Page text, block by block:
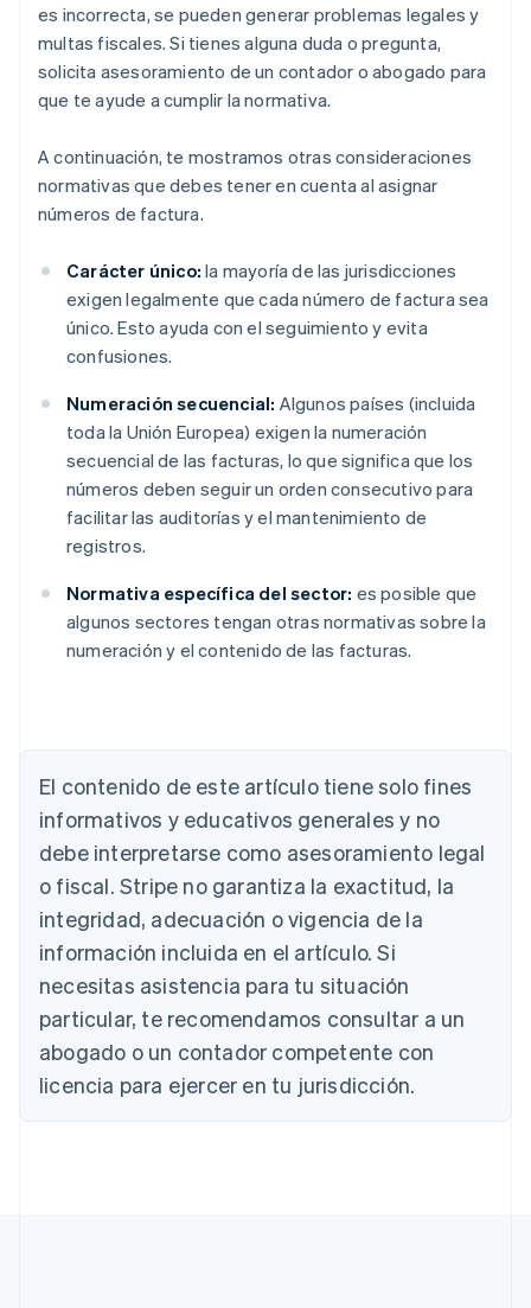
es incorrecta, se pueden generar problemas legales y
multas fiscales. Si tienes alguna duda o pregunta,
solicita asesoramiento de un contador o abogado para
que te ayude a cumplir la normativa.
A continuación, te mostramos otras consideraciones
normativas que debes tener en cuenta al asignar
números de factura.
Carácter único: la mayoría de las jurisdicciones
exigen legalmente que cada número de factura sea
único. Esto ayuda con el seguimiento y evita
confusiones.
Numeración secuencial: Algunos países (incluida
toda la Unión Europea) exigen la numeración
secuencial de las facturas, lo que significa que los
números deben seguir un orden consecutivo para
facilitar las auditorías y el mantenimiento de
registros.
Normativa específica del sector: es posible que
algunos sectores tengan otras normativas sobre la
numeración y el contenido de las facturas.
El contenido de este artículo tiene solo fines
informativos y educativos generales y no
debe interpretarse como asesoramiento legal
o fiscal. Stripe no garantiza la exactitud, la
integridad, adecuación o vigencia de la
información incluida en el artículo. Si
necesitas asistencia para tu situación
particular, te recomendamos consultar a un
abogado o un contador competente con
licencia para ejercer en tu jurisdicción.
DeutschEnglish
Australia
English
Austria
DeutschEnglish
Nederlands FrançaisDeutsch English
Brasil
Português English
Bulgaria
English
Canadá
China continental
简体中文English